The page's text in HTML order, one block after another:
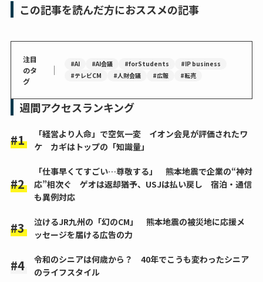
この記事を読んだ方におススメの記事
注目
のタ
グ
｜ #AI #AI会議 #forStudents
#IP business
#テレビCM
#人財会議 #広報 #転売
週間アクセスランキング
「経営より人命」で空気一変 イオン会見が評価されたワ
ケ カギはトップの「知識量」
「仕事早くてすごい…尊敬する」 熊本地震で企業の“神対
応”相次ぐ ゲオは返却猶予、USJは払い戻し 宿泊・通信
も異例対応
泣けるJR九州の「幻のCM」 熊本地震の被災地に応援メ
ッセージを届ける広告の力
令和のシニアは何歳から？ 40年でこうも変わったシニア
のライフスタイル